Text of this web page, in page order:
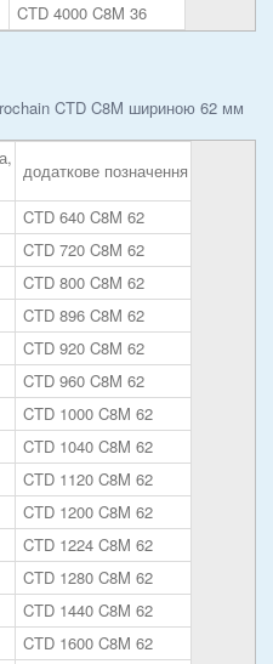
CTD 4000 C8M 36
CTD C8M шириною 62 мм
додаткове позначення
CTD 640 C8M 62
CTD 720 C8M 62
CTD 800 C8M 62
CTD 896 C8M 62
CTD 920 C8M 62
CTD 960 C8M 62
CTD 1000 C8M 62
CTD 1040 C8M 62
CTD 1120 C8M 62
CTD 1200 C8M 62
CTD 1224 C8M 62
CTD 1280 C8M 62
CTD 1440 C8M 62
CTD 1600 C8M 62